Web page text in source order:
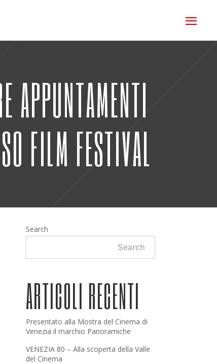
APPUNTAMENTI
FILM FESTIVAL
Search
Search
ARTICOLI RECENTI
Presentato alla Mostra del Cinema di
Venezia il marchio Panoramiche
VENEZIA 80 – Alla scoperta della Valle
del Cinema